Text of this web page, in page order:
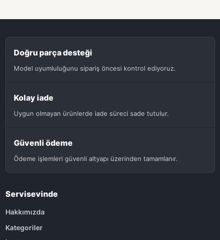
Doğru parça desteği
Model uyumluluğunu sipariş öncesi kontrol ediyoruz.
Kolay iade
Uygun olmayan ürünlerde iade süreci sade tutulur.
Güvenli ödeme
Ödeme işlemleri güvenli altyapı üzerinden tamamlanır.
Servisevinde
Hakkımızda
Kategoriler